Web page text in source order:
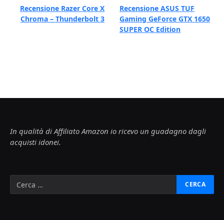
Recensione Razer Core X
Chroma – Thunderbolt 3
Recensione ASUS TUF
Gaming GeForce GTX 1650
SUPER OC Edition
In qualità di Affiliato Amazon io ricevo un guadagno dagli
acquisti idonei.